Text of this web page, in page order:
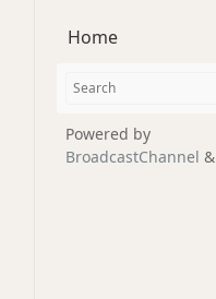
Home
Powered by
BroadcastChannel &